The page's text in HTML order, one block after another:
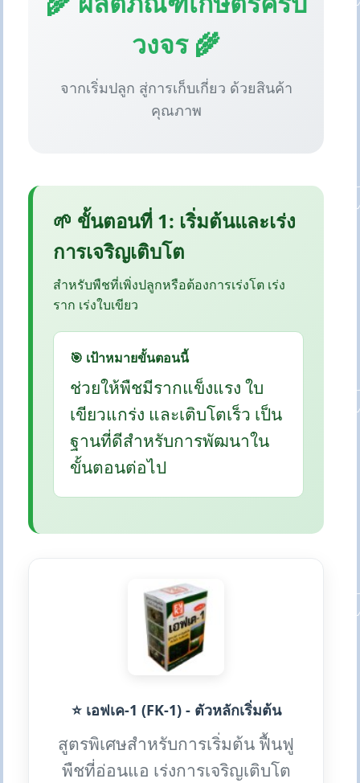
วงจร 🌾
จากเริ่มปลูก สู่การเก็บเกี่ยว ด้วยสินค้า
คุณภาพ
🌱 ขั้นตอนที่ 1: เริ่มต้นและเร่ง
การเจริญเติบโต
สำหรับพืชที่เพิ่งปลูกหรือต้องการเร่งโต เร่ง
ราก เร่งใบเขียว
🎯 เป้าหมายขั้นตอนนี้
ช่วยให้พืชมีรากแข็งแรง ใบ
เขียวแกร่ง และเติบโตเร็ว เป็น
ฐานที่ดีสำหรับการพัฒนาใน
ขั้นตอนต่อไป
⭐ เอฟเค-1 (FK-1) - ตัวหลักเริ่มต้น
สูตรพิเศษสำหรับการเริ่มต้น ฟื้นฟู
พืชที่อ่อนแอ เร่งการเจริญเติบโต